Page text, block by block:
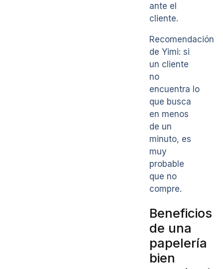
ante el
cliente.
Recomendación
de Yimi: si
un cliente
no
encuentra lo
que busca
en menos
de un
minuto, es
muy
probable
que no
compre.
Beneficios
de una
papelería
bien